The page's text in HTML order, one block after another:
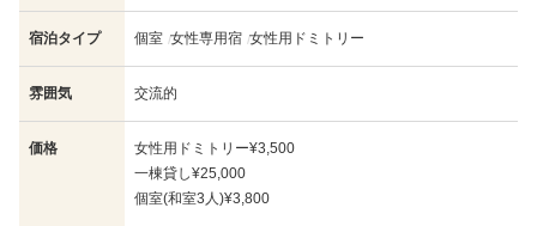
宿泊タイプ 個室 女性専用宿 女性用ドミトリー
雰囲気 交流的
価格 女性用ドミトリー¥3,500
一棟貸し¥25,000
個室(和室3人)¥3,800